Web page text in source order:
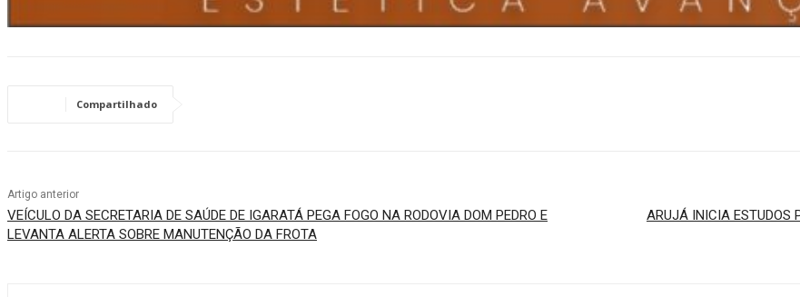
Compartilhado
Artigo anterior
VEÍCULO DA SECRETARIA DE SAÚDE DE IGARATÁ PEGA FOGO NA RODOVIA DOM PEDRO E
LEVANTA ALERTA SOBRE MANUTENÇÃO DA FROTA
ARUJÁ INICIA ESTUDOS